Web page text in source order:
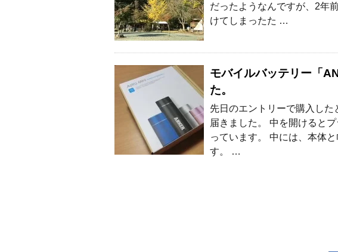
だったようなんですが、2年
けてしまったた …
モバイルバッテリー「
た。
先日のエントリーで購入し
届きました。 中を開けると
っています。 中には、本体
す。 …